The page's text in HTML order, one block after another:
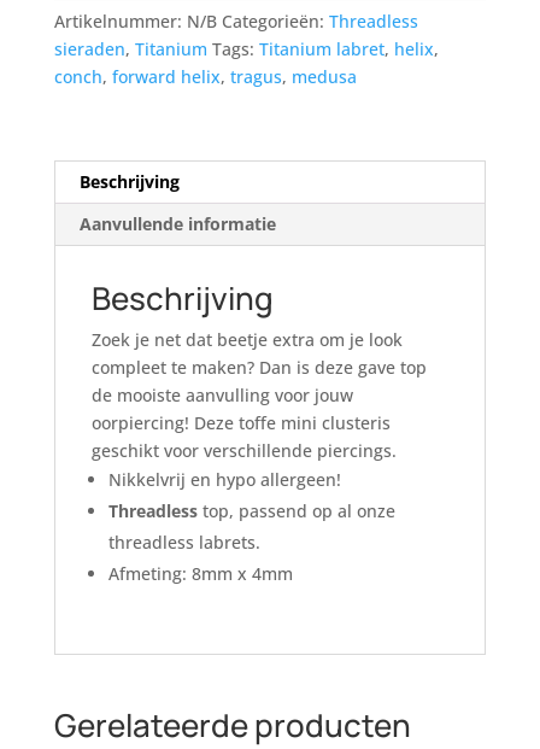
Artikelnummer: N/B Categorieën: Threadless
sieraden, Titanium Tags: Titanium labret, helix,
conch, forward helix, tragus, medusa
Beschrijving
Aanvullende informatie
Beschrijving
Zoek je net dat beetje extra om je look
compleet te maken? Dan is deze gave top
de mooiste aanvulling voor jouw
oorpiercing! Deze toffe mini clusteris
geschikt voor verschillende piercings.
Nikkelvrij en hypo allergeen!
Threadlesstop, passend op al onze
threadless labrets.
Afmeting: 8mm x 4mm
Gerelateerde producten